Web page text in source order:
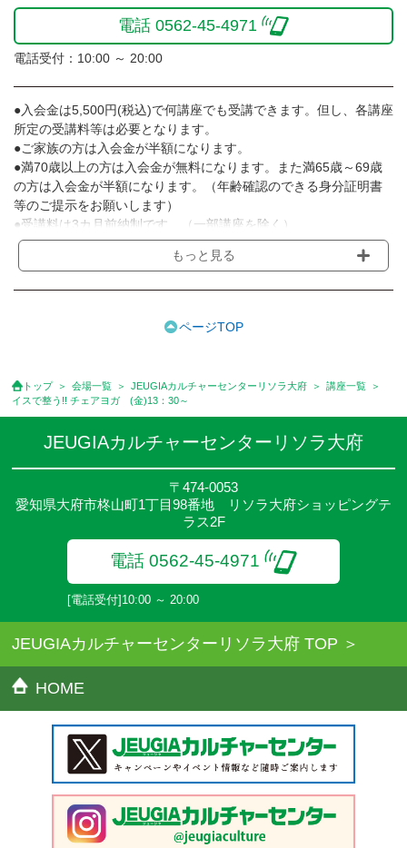
電話 0562-45-4971
電話受付：10:00 ～ 20:00
●入会金は5,500円(税込)で何講座でも受講できます。但し、各講座
所定の受講料等は必要となります。
●ご家族の方は入会金が半額になります。
●満70歳以上の方は入会金が無料になります。また満65歳～69歳
の方は入会金が半額になります。（年齢確認のできる身分証明書
等のご提示をお願いします）
●受講料は3カ月前納制です。（一部講座を除く）
●受講料には運営費として１講座につき月額770円(税込)が含まれ
ております。また一部の講座では別途傷害保険料も含まれており
用は含まれておりません。
のでご確認ください。
●参加人数が一定に満たない場合、体験や講座開講を中止または延
期することがあります。
●その他、詳しい内容については、ご入会時にご説明をさせていた
だきます。
もっと見る
ページTOP
トップ 会場一覧 JEUGIAカルチャーセンターリソラ大府
講座一覧
イスで整う!! チェアヨガ (金)13：30～
JEUGIAカルチャーセンターリソラ大府
〒474-0053
愛知県大府市柊山町1丁目98番地 リソラ大府ショッピングテ
ラス2F
電話 0562-45-4971
[電話受付]10:00 ～ 20:00
JEUGIAカルチャーセンターリソラ大府 TOP
HOME